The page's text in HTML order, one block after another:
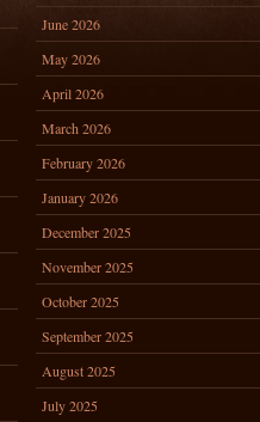
June 2026
May 2026
April 2026
March 2026
February 2026
January 2026
December 2025
November 2025
October 2025
September 2025
August 2025
July 2025